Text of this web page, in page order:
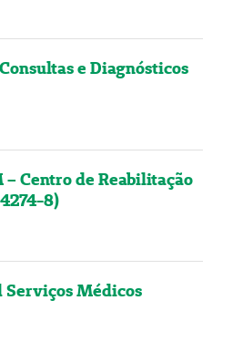
e Diagnósticos
– Centro de Reabilitação
8)
Serviços Médicos